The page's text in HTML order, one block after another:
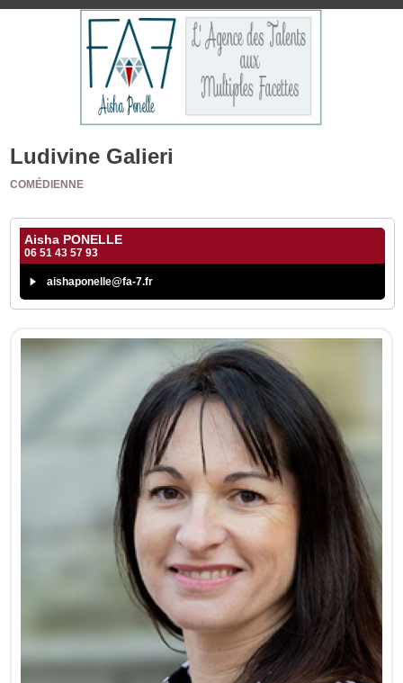
Ludivine Galieri
COMÉDIENNE
Aisha PONELLE
06 51 43 57 93
aishaponelle@fa-7.fr